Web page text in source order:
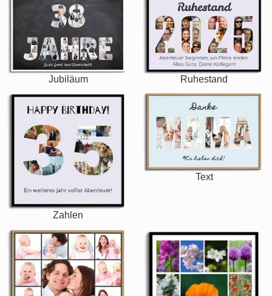
Jubiläum Ruhestand
Zahlen
Text